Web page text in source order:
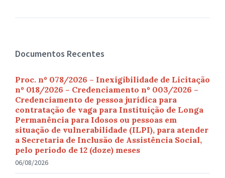
Documentos Recentes
Proc. nº 078/2026 – Inexigibilidade de Licitação
nº 018/2026 – Credenciamento nº 003/2026 –
Credenciamento de pessoa jurídica para
contratação de vaga para Instituição de Longa
Permanência para Idosos ou pessoas em
situação de vulnerabilidade (ILPI), para atender
a Secretaria de Inclusão de Assistência Social,
pelo período de 12 (doze) meses
06/08/2026